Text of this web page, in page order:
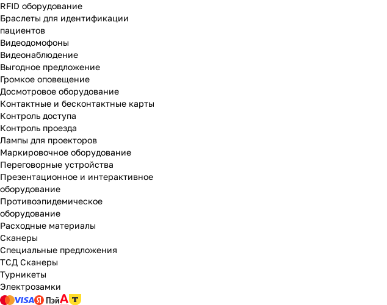
RFID оборудование
Браслеты для идентификации
пациентов
Видеодомофоны
Видеонаблюдение
Выгодное предложение
Громкое оповещение
Досмотровое оборудование
Контактные и бесконтактные карты
Контроль доступа
Контроль проезда
Лампы для проекторов
Маркировочное оборудование
Переговорные устройства
Презентационное и интерактивное
оборудование
Противоэпидемическое
оборудование
Расходные материалы
Сканеры
Специальные предложения
ТСД Сканеры
Турникеты
Электрозамки